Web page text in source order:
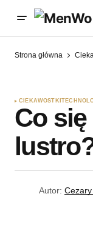
Strona główna
CIEKAWOSTKI
Co
Autor: